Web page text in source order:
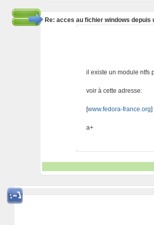
Re: acces au fichier windows depuis
il existe un module ntfs
voir à cette adresse:
[www.fedora-france.org]
a+